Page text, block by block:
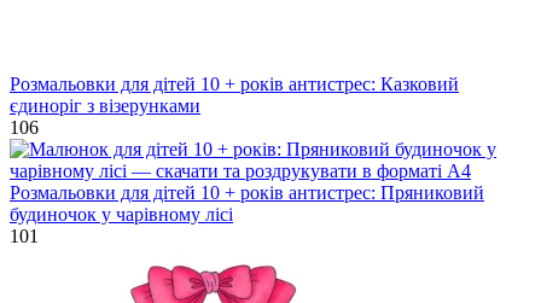
Розмальовки для дітей 10 + років антистрес: Казковий
єдиноріг з візерунками
106
Розмальовки для дітей 10 + років антистрес: Пряниковий
будиночок у чарівному лісі
101